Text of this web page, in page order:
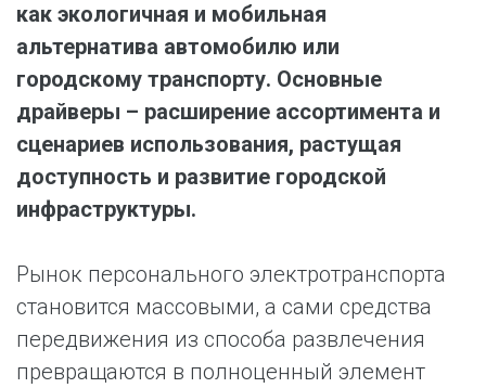
как экологичная и мобильная
альтернатива автомобилю или
городскому транспорту. Основные
драйверы – расширение ассортимента и
сценариев использования, растущая
доступность и развитие городской
инфраструктуры.
Рынок персонального электротранспорта
становится массовыми, а сами средства
передвижения из способа развлечения
превращаются в полноценный элемент